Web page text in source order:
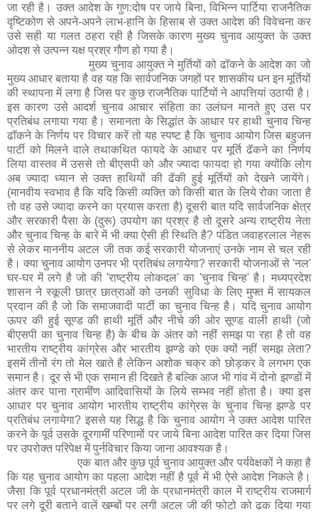
जा रही है। उक्त आदेश के गुण:दोष पर जाये बिना, विभिन्न पार्टिया राजनैतिक
दृष्टिकोण से अपने-अपने लाभ-हानि के हिसाब से उक्त आदेश की विवेचना कर
उसे सही या गलत ठहरा रही है जिसके कारण मुख्य चुनाव आयुक्त के उक्त
ओदश से उत्पन्न यक्ष प्रश्र गौण हो गया है।
मुख्य चुनाव आयुक्त ने मुर्तियों को ढॉकने के आदेश का जो
मुख्य आधार बताया है वह यह कि सार्वजनिक जगहों पर शासकीय धन इन मूर्तियों
की स्थापना में लगा है जिस पर कुछ राजनैतिक पार्टियों ने आपत्तियां उठायी है।
इस कारण उसे आदर्श चुनाव आचार संहिता का उलंघन मानते हुए उस पर
प्रतिबंध लगाया गया है। समानता के सिद्धांत के आधार पर हाथी चुनाव चिन्ह
ढॉकने के निर्णय पर विचार करें तो यह स्पष्ट है कि चुनाव आयोग जिस बहुजन
पार्टी को मिलने वाले तथाकथित फायदे के आधार पर मूर्ति ढॅकने का निर्णय
लिया वास्तव में उससे तो बीएसपी को और ज्यादा फायदा हो गया क्योंकि लोग
अब ज्यादा ध्यान से उक्त हाथियों की ढॅकी हुई मूर्तियों को देखने जायेंगे।
(मानवीय स्वभाव है कि यदि किसी व्यक्ति को किसी बात के लिये रोका जाता है
तो वह उसे ज्यादा करने का प्रयास करता है) दूसरी बात यदि सार्वजनिक क्षेत्र
और सरकारी पैसा के (दुरू) उपयोग का प्रश्र है तो दूसरे अन्य राष्ट्रीय नेता
और चुनाव चिन्ह के बारे में भी क्या ऐसी ही स्थिति है? पंडित जवाहरलाल नेहरू
से लेकर माननीय अटल जी तक कई सरकारी योजनाएं उनके नाम से चल रही
है। क्या चुनाव आयोग उनपर भी प्रतिबंध लगायेगा? सरकारी योजनाओं से 'नल'
घर-घर में लगे है जो की 'राष्ट्रीय लोकदल' का 'चुनाव चिन्ह' है। मध्यप्रदेश
शासन ने स्कूली छात्र छात्राओं को उनकी सुविधा के लिए मुफ्त में सायकल
प्रदान की है जो कि समाजवादी पार्टी का चुनाव चिन्ह है। यदि चुनाव आयोग
ऊपर की हुई सूण्ड की हाथी मूर्ति और नीचे की ओर सूण्ड वाली हाथी (जो
बीएसपी का चुनाव चिन्ह है) के बीच के अंतर को नहीं समझ पा रहा है तो वह
भारतीय राष्ट्रीय कांग्रेस और भारतीय झण्डे को एक क्यों नहीं समझ लेता?
इसमें तीनों रंग तो मेल खाते है लेकिन अशोक चक्र को छोड़कर वे लगभग एक
समान है। दूर से भी एक समान ही दिखते है बल्कि आज भी गांव में दोनो झण्डों में
अंतर कर पाना ग्रामींण आदिवासियों के लिये सम्भव नहीं होता है। क्या इस
आधार पर चुनाव आयोग भारतीय राष्ट्रीय कांगे्रस के चुनाव चिन्ह झण्डे पर
प्रतिबंध लगायेगा? इससे यह सिद्ध है कि चुनाव आयोग ने उक्त आदेश पारित
करने के पूर्व उसके दूरगामीं परिणामों पर जाये बिना आदेश पारित कर दिया जिस
पर उपरोक्त परिपेक्ष में पुर्नविचार किया जाना आवश्यक है।
एक बात और कुछ पूर्व चुनाव आयुक्त और पर्यवेक्षकों ने कहा है
कि यह चुनाव आयोग का पहला आदेश नहीं है पूर्व में भी ऐसे आदेश निकले है।
जैसा कि पूर्व प्रधानमंत्री अटल जी के प्रधानमंत्री काल में राष्ट्रीय राजमार्ग
पर लगे दूरी बताने वालें खम्बों पर लगी अटल जी की फोटो को ढक दिया गया